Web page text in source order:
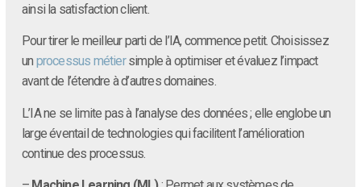
ainsi la satisfaction client.
Pour tirer le meilleur parti de l’IA, commence petit. Choisissez
un processus métiersimple à optimiser et évaluez l’impact
avant de l’étendre à d’autres domaines.
L’IA ne se limite pas à l’analyse des données ; elle englobe un
large éventail de technologies qui facilitent l’amélioration
continue des processus.